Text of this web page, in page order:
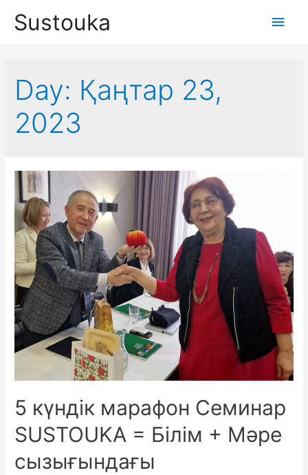
Sustouka
Main
Day: Қаңтар 23,
2023
5 күндік марафон Семинар
SUSTOUKA = Білім + Мәре
сызығындағы